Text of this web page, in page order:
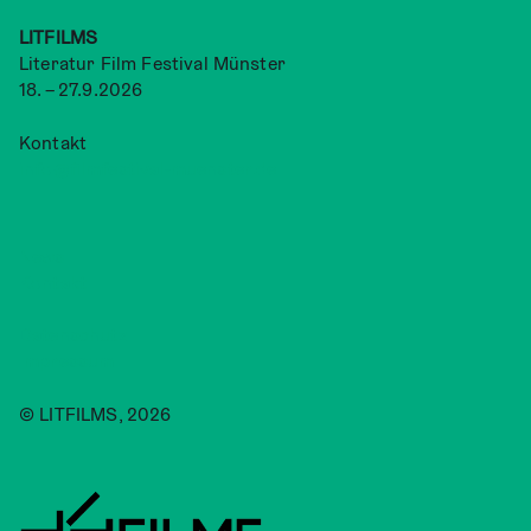
LITFILMS
Literatur Film Festival Münster
18. – 27.9.2026
Kontakt
© LITFILMS, 2026